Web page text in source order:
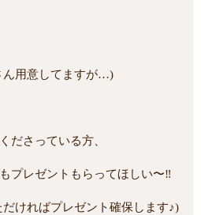
ん用意してますが…)
ださっている方、
プレゼントもらってほしい〜‼︎
ければプレゼント確保します♪)